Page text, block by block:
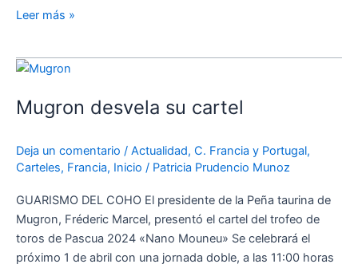
Leer más »
Mugron desvela su cartel
Deja un comentario / Actualidad, C. Francia y Portugal,
Carteles, Francia, Inicio / Patricia Prudencio Munoz
GUARISMO DEL COHO El presidente de la Peña taurina de
Mugron, Fréderic Marcel, presentó el cartel del trofeo de
toros de Pascua 2024 «Nano Mouneu» Se celebrará el
próximo 1 de abril con una jornada doble, a las 11:00 horas
Mugron
su